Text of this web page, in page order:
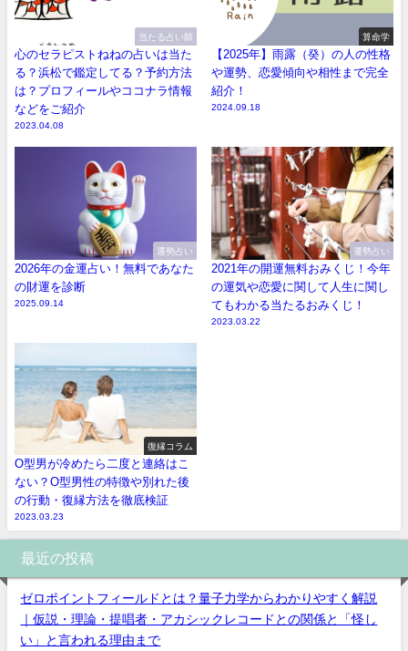
当たる占い師
心のセラピストねねの占いは当た
る？浜松で鑑定してる？予約方法
は？プロフィールやココナラ情報
などをご紹介
2023.04.08
算命学
【2025年】雨露（癸）の人の性格
や運勢、恋愛傾向や相性まで完全
紹介！
2024.09.18
運勢占い
2026年の金運占い！無料であなた
の財運を診断
2025.09.14
運勢占い
2021年の開運無料おみくじ！今年
の運気や恋愛に関して人生に関し
てもわかる当たるおみくじ！
2023.03.22
復縁コラム
O型男が冷めたら二度と連絡はこ
ない？O型男性の特徴や別れた後
の行動・復縁方法を徹底検証
2023.03.23
最近の投稿
ゼロポイントフィールドとは？量子力学からわかりやすく解説
｜仮説・理論・提唱者・アカシックレコードとの関係と「怪し
い」と言われる理由まで